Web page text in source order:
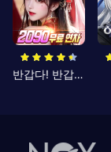
반갑다! 반갑삼국지